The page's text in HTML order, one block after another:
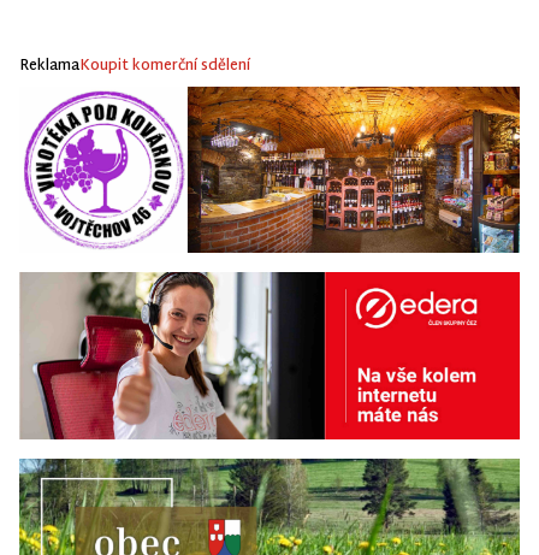
ReklamaKoupit komerční sdělení